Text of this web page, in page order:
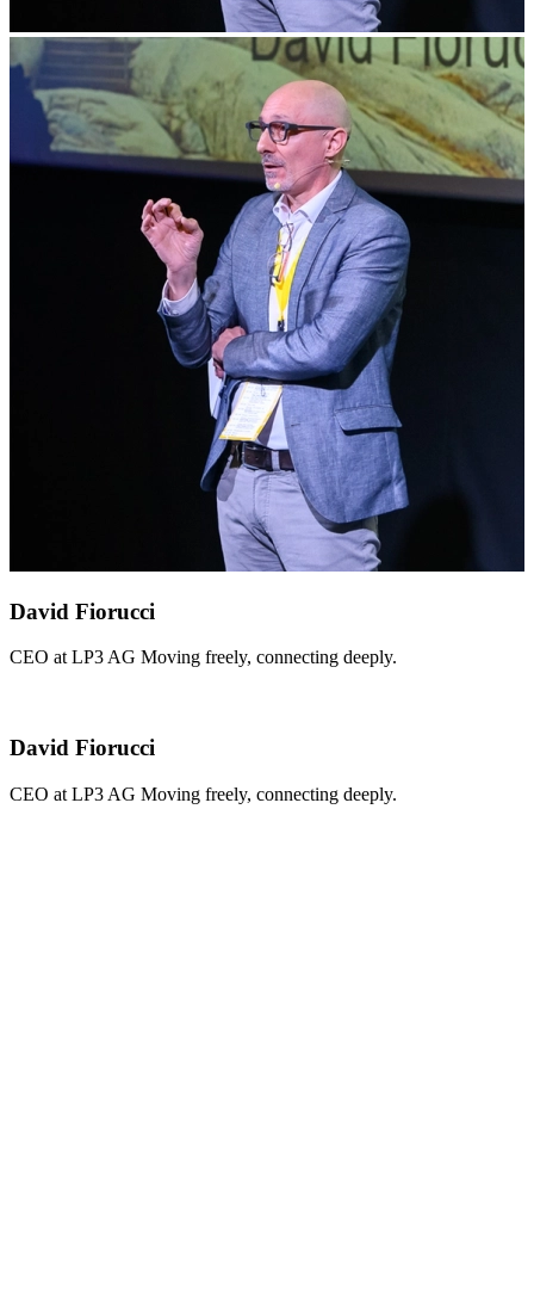
David Fiorucci
CEO at LP3 AG Moving freely, connecting deeply.
David Fiorucci
CEO at LP3 AG Moving freely, connecting deeply.